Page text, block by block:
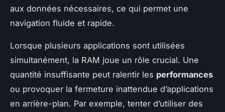
aux données nécessaires, ce qui permet une
navigation fluide et rapide.
Lorsque plusieurs applications sont utilisées
simultanément, la RAM joue un rôle crucial. Une
quantité insuffisante peut ralentir les performances
ou provoquer la fermeture inattendue d’applications
en arrière-plan. Par exemple, tenter d’utiliser des